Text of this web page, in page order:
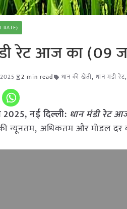
RATE)
रेट आज का (09
2 min read धान की खेती,धान मंडी रेट
नई दिल्ली: धान मंडी रेट
न्यूनतम, अधिकतम और मोडल दर